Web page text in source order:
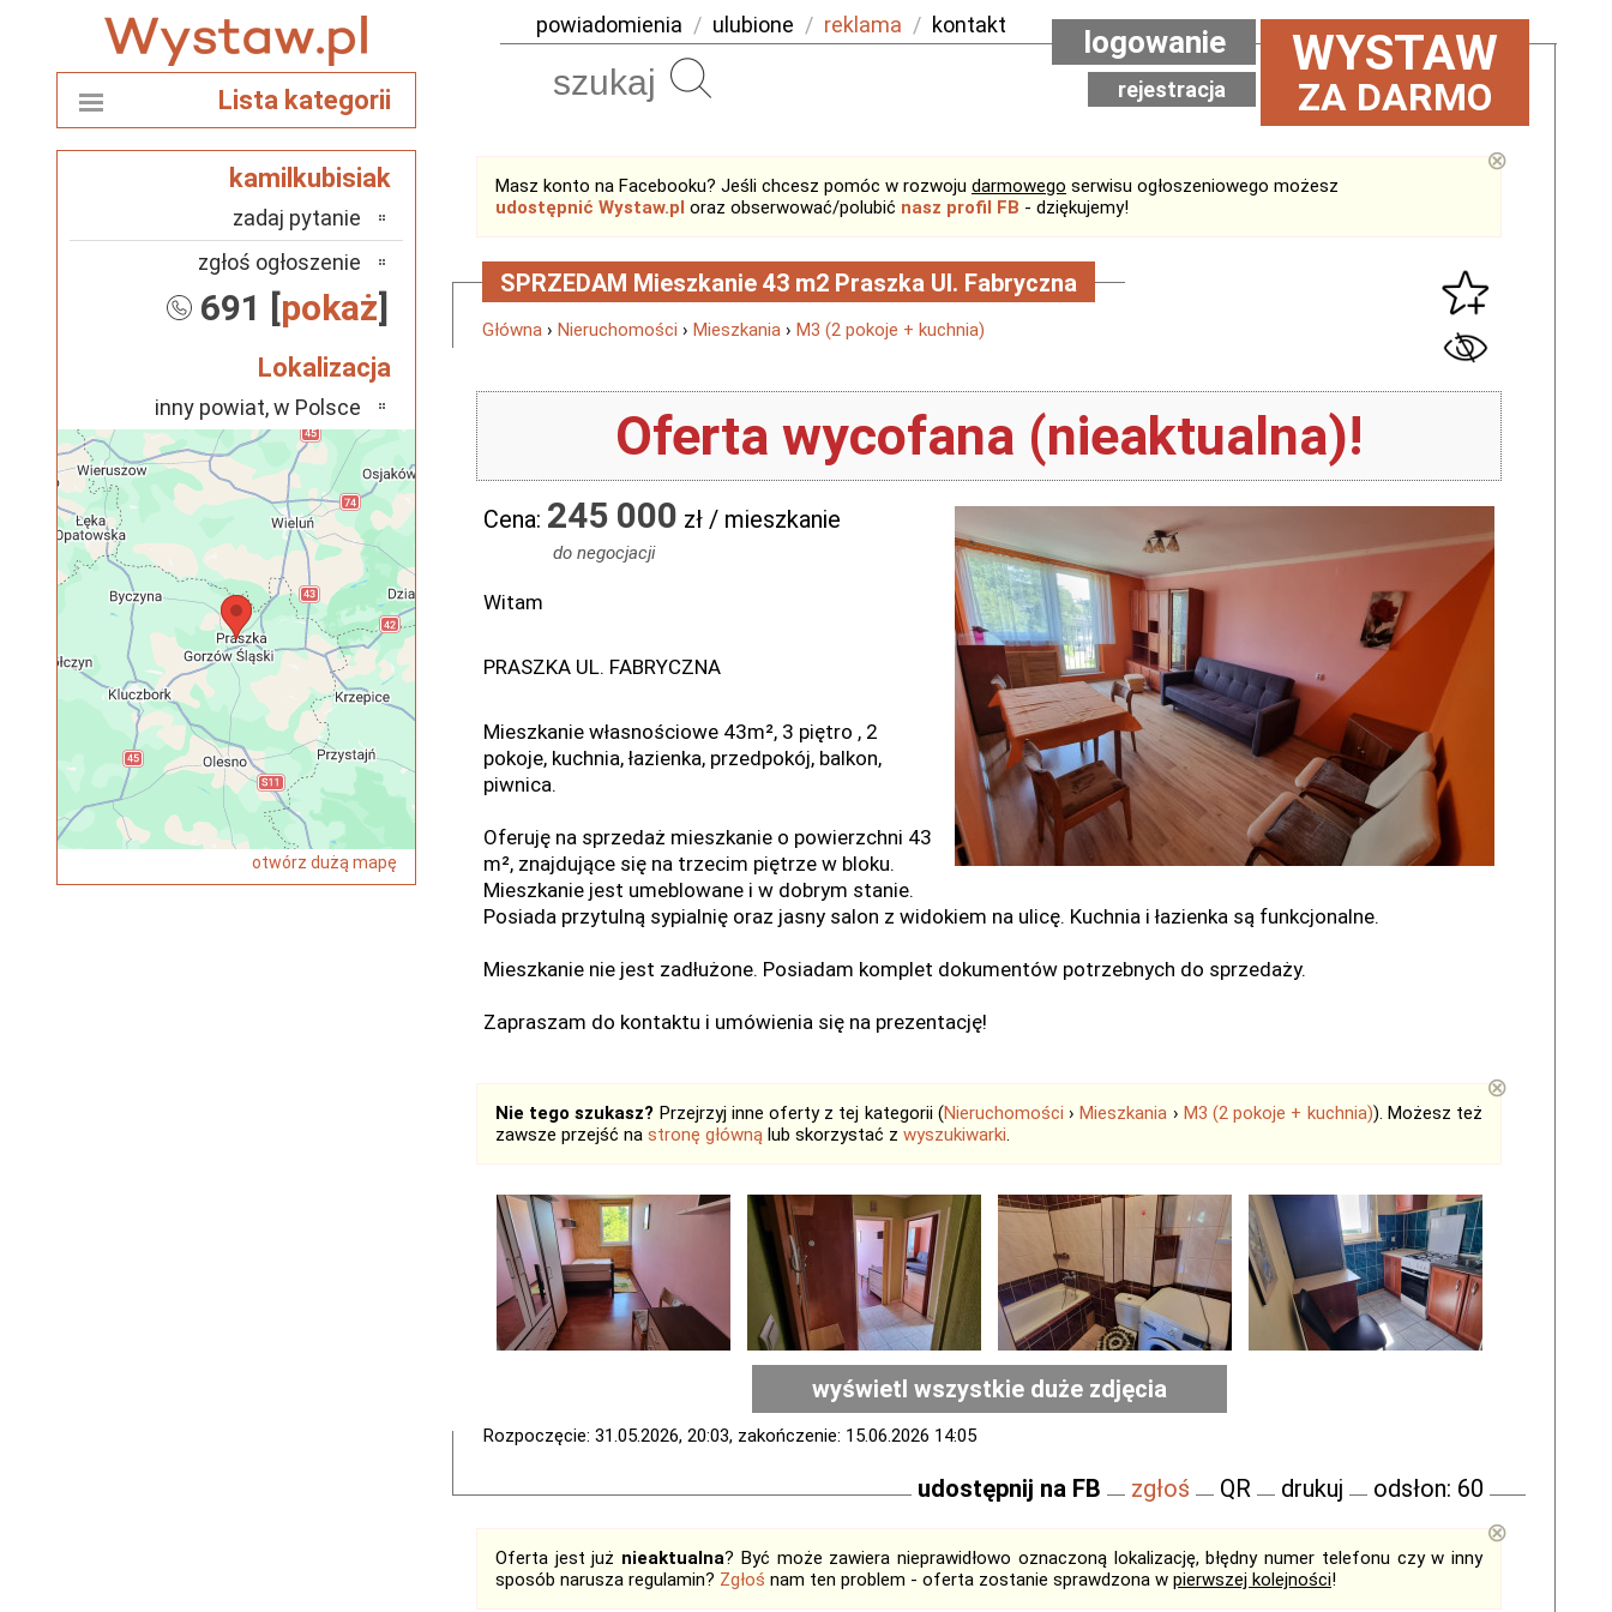
powiadomienia / ulubione / reklama / kontakt WYSTAW
ZA DARMO
logowanie
rejestracja
Masz konto na Facebooku? Jeśli chcesz pomóc w rozwoju darmowego serwisu ogłoszeniowego możesz
udostępnić Wystaw.pl oraz obserwować/polubić nasz profil FB - dziękujemy!
⊗
SPRZEDAM Mieszkanie 43 m2 Praszka Ul. Fabryczna
Główna › Nieruchomości › Mieszkania › M3 (2 pokoje + kuchnia)
Oferta wycofana (nieaktualna)!
Cena: 245 000 zł / mieszkanie
do negocjacji
Witam
PRASZKA UL. FABRYCZNA
Mieszkanie własnościowe 43m², 3 piętro , 2
pokoje, kuchnia, łazienka, przedpokój, balkon,
piwnica.
Oferuję na sprzedaż mieszkanie o powierzchni 43
m², znajdujące się na trzecim piętrze w bloku.
Mieszkanie jest umeblowane i w dobrym stanie.
Posiada przytulną sypialnię oraz jasny salon z widokiem na ulicę. Kuchnia i łazienka są funkcjonalne.
Mieszkanie nie jest zadłużone. Posiadam komplet dokumentów potrzebnych do sprzedaży.
Zapraszam do kontaktu i umówienia się na prezentację!
Nie tego szukasz? Przejrzyj inne oferty z tej kategorii (Nieruchomości ›Mieszkania › M3 (2 pokoje + kuchnia)). Możesz też
zawsze przejść na stronę główną lub skorzystać z wyszukiwarki.
⊗
wyświetl wszystkie duże zdjęcia
Rozpoczęcie: 31.05.2026, 20:03, zakończenie: 15.06.2026 14:05
udostępnij na FB zgłoś QR drukuj odsłon: 60
Oferta jest już nieaktualna? Być może zawiera nieprawidłowo oznaczoną lokalizację, błędny numer telefonu czy w inny
sposób narusza regulamin? Zgłoś nam ten problem - oferta zostanie sprawdzona w pierwszej kolejności!
⊗
Lista kategorii
kamilkubisiak
zadaj pytanie
zgłoś ogłoszenie
691 [pokaż]
Lokalizacja
inny powiat, w Polsce
otwórz dużą mapę